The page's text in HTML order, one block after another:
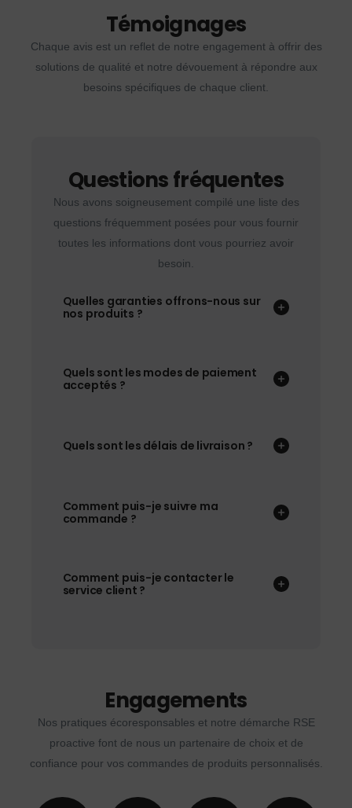
Témoignages
Chaque avis est un reflet de notre engagement à offrir des
solutions de qualité et notre dévouement à répondre aux
besoins spécifiques de chaque client.
Questions fréquentes
Nous avons soigneusement compilé une liste des
questions fréquemment posées pour vous fournir
toutes les informations dont vous pourriez avoir
besoin.
Quelles garanties offrons-nous sur
nos produits ?
Quels sont les modes de paiement
acceptés ?
Quels sont les délais de livraison ?
Comment puis-je suivre ma
commande ?
Comment puis-je contacter le
service client ?
Engagements
Nos pratiques écoresponsables et notre démarche RSE
proactive font de nous un partenaire de choix et de
confiance pour vos commandes de produits personnalisés.